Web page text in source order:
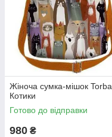
Жіноча сумка-мішок Torba
Котики
Готово до відправки
980 ₴